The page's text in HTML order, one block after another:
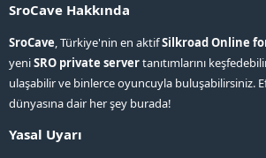
SroCave Hakkında
SroCave, Türkiye'nin en aktifSilkroad Online
yeniSRO private servertanıtımlarını
ulaşabilir ve binlerce oyuncuyla buluşabilirsiniz.
dünyasına dair her şey burada!
Yasal Uyarı